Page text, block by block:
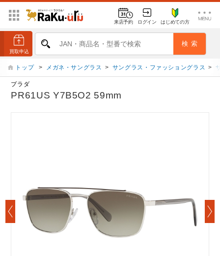
来店予約 ログイン はじめての方
トップ > メガネ・サングラス > サングラス・ファッショングラス >
プラダ
PR61US Y7B5O2 59mm